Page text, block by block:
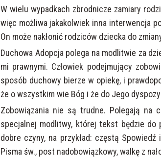
W wielu wypadkach zbrodnicze zamiary
więc możliwa jakakolwiek inna interwencja
On może nakłonić rodziców dziecka do
Duchowa Adopcja polega na modlitwie za
mi prawnymi. Człowiek podejmujący
sposób duchowy bierze w opiekę, i
że o wszystkim wie Bóg i że do Jego
Zobowiązania nie są trudne. Polegają na
specjalnej modlitwy, której tekst będzie do
dobre czyny, na przykład: częstą
Pisma św., post nadobowiązkowy, walkę z